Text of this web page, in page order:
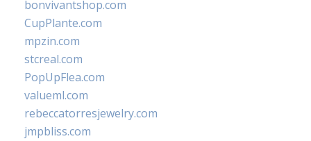
bonvivantshop.com
CupPlante.com
mpzin.com
stcreal.com
PopUpFlea.com
valueml.com
rebeccatorresjewelry.com
jmpbliss.com